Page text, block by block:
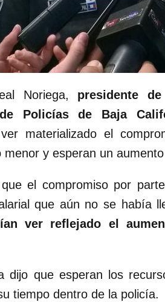
Noriega, presidente
Policías de Baja
materializado el
menor y esperan un
el compromiso por
que aún no se había
ver reflejado el
dijo que esperan los
tiempo dentro de la policía.